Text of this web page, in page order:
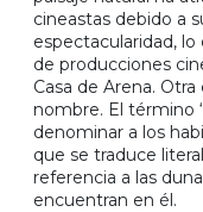
cineastas debido a
espectacularidad,
de producciones
Casa de Arena.
nombre. El término
denominar a los
que se traduce
referencia a las
encuentran en él.